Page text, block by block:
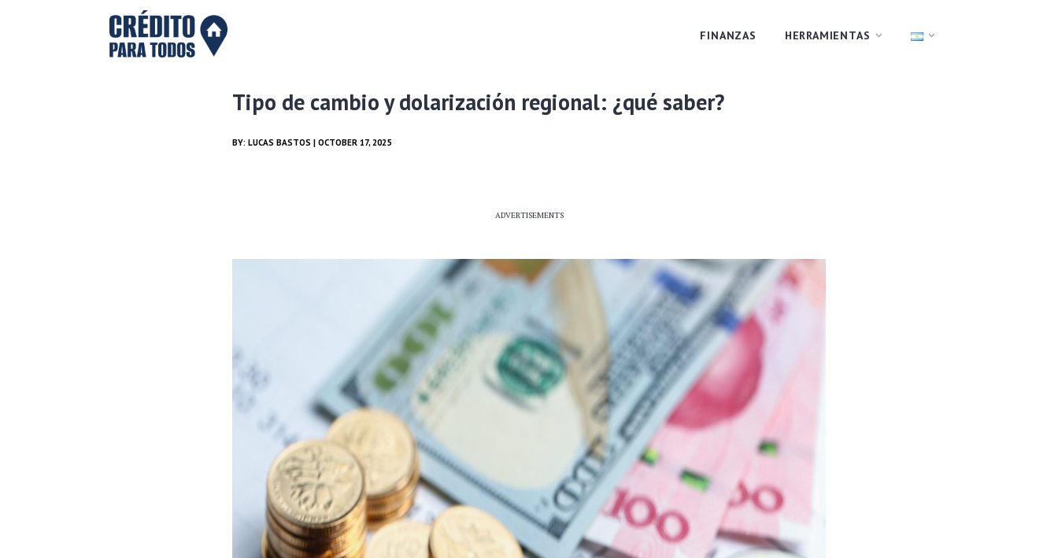
FINANZAS HERRAMIENTAS
Tipo de cambio y dolarización regional: ¿qué saber?
BY: LUCAS BASTOS | OCTOBER 17, 2025
ADVERTISEMENTS